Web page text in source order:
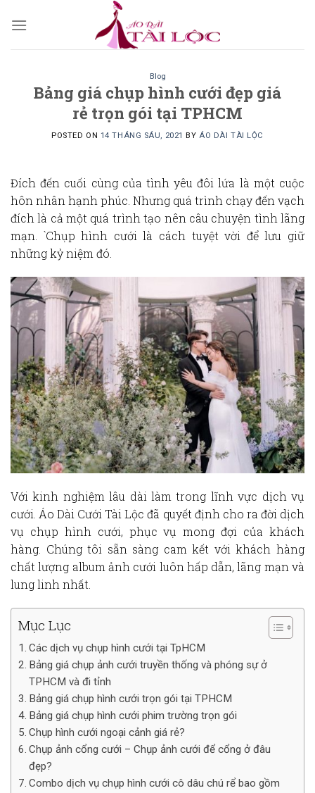
Blog
Bảng giá chụp hình cưới đẹp giá
rẻ trọn gói tại TPHCM
POSTED ON 14 THÁNG SÁU, 2021 BYÁO DÀI TÀI LỘC
Đích đến cuối cùng của tình yêu đôi lứa là một cuộc
hôn nhân hạnh phúc. Nhưng quá trình chạy đến vạch
đích là cả một quá trình tạo nên câu chuyện tình lãng
mạn. `Chụp hình cưới là cách tuyệt vời để lưu giữ
những kỷ niệm đó.
Với kinh nghiệm lâu dài làm trong lĩnh vực dịch vụ
cưới. Áo Dài Cưới Tài Lộc đã quyết định cho ra đời dịch
vụ chụp hình cưới, phục vụ mong đợi của khách
hàng. Chúng tôi sẵn sàng cam kết với khách hàng
chất lượng album ảnh cưới luôn hấp dẫn, lãng mạn và
lung linh nhất.
Mục Lục
Các dịch vụ chụp hình cưới tại TpHCM
Bảng giá chụp ảnh cưới truyền thống và phóng sự ở
TPHCM và đi tỉnh
Bảng giá chụp hình cưới trọn gói tại TPHCM
Bảng giá chụp hình cưới phim trường trọn gói
Chụp hình cưới ngoại cảnh giá rẻ?
Chụp ảnh cổng cưới – Chụp ảnh cưới để cổng ở đâu
đẹp?
Combo dịch vụ chụp hình cưới cô dâu chú rể bao gồm